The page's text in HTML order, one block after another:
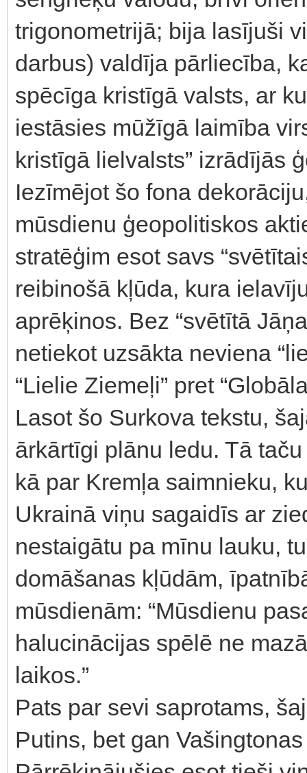
trigonometrijā; bija lasījuši
darbus) valdīja pārliecība,
spēcīga kristīgā valsts, ar
iestāsies mūžīgā laimība
kristīgā lielvalsts” izrādījās
Iezīmējot šo fona
mūsdienu ģeopolitiskos
stratēģim esot savs
reibinošā kļūda, kura
aprēķinos. Bez “svētītā
netiekot uzsākta neviena
“Lielie Ziemeļi” pret
Lasot šo Surkova tekstu,
ārkārtīgi plānu ledu. Tā
kā par Kremļa saimnieku,
Ukrainā viņu sagaidīs ar
nestaigātu pa mīnu lauku,
domāšanas kļūdām,
mūsdienām: “Mūsdienu
halucinācijas spēlē ne
laikos.”
Pats par sevi saprotams,
Putins, bet gan